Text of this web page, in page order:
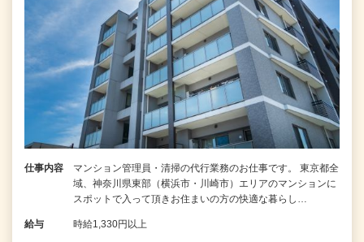
仕事内容
マンション管理員・清掃の代行業務のお仕事です。 東京都全
域、神奈川県東部（横浜市・川崎市）エリアのマンションに
スポットで入って頂きお住まいの方の快適な暮らし…
給与 時給1,330円以上